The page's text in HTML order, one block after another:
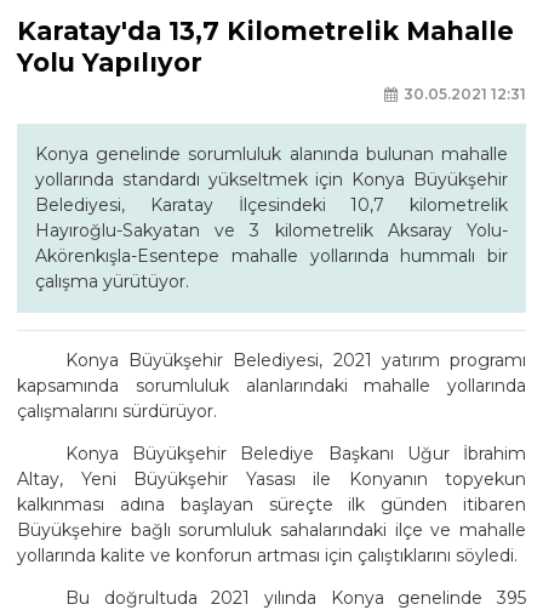
Karatay'da 13,7 Kilometrelik Mahalle
Yolu Yapılıyor
30.05.2021 12:31
Konya genelinde sorumluluk alanında bulunan mahalle
yollarında standardı yükseltmek için Konya Büyükşehir
Belediyesi, Karatay İlçesindeki 10,7 kilometrelik
Hayıroğlu-Sakyatan ve 3 kilometrelik Aksaray Yolu-
Akörenkışla-Esentepe mahalle yollarında hummalı bir
çalışma yürütüyor.
Konya Büyükşehir Belediyesi, 2021 yatırım programı
kapsamında sorumluluk alanlarındaki mahalle yollarında
çalışmalarını sürdürüyor.
Konya Büyükşehir Belediye Başkanı Uğur İbrahim
Altay, Yeni Büyükşehir Yasası ile Konyanın topyekun
kalkınması adına başlayan süreçte ilk günden itibaren
Büyükşehire bağlı sorumluluk sahalarındaki ilçe ve mahalle
yollarında kalite ve konforun artması için çalıştıklarını söyledi.
Bu doğrultuda 2021 yılında Konya genelinde 395